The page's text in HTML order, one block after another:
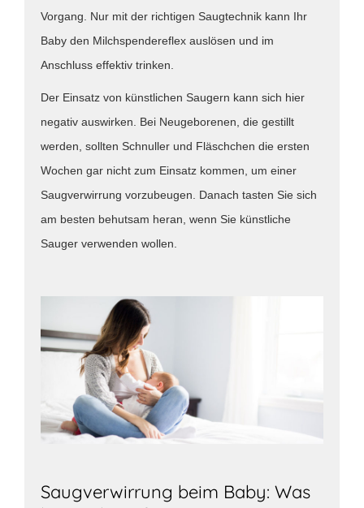
Vorgang. Nur mit der richtigen Saugtechnik kann Ihr
Baby den Milchspendereflex auslösen und im
Anschluss effektiv trinken.
Der Einsatz von künstlichen Saugern kann sich hier
negativ auswirken. Bei Neugeborenen, die gestillt
werden, sollten Schnuller und Fläschchen die ersten
Wochen gar nicht zum Einsatz kommen, um einer
Saugverwirrung vorzubeugen. Danach tasten Sie sich
am besten behutsam heran, wenn Sie künstliche
Sauger verwenden wollen.
Saugverwirrung beim Baby: Was